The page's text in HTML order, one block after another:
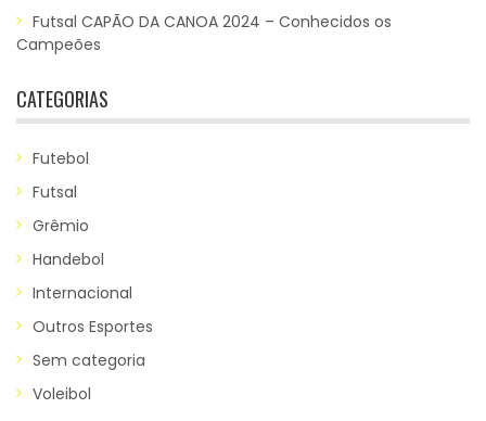
Futsal CAPÃO DA CANOA 2024 – Conhecidos os
Campeões
CATEGORIAS
Futebol
Futsal
Grêmio
Handebol
Internacional
Outros Esportes
Sem categoria
Voleibol